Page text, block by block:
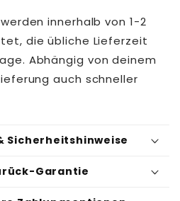
innerhalb von 1-2
die übliche Lieferzeit
Abhängig von deinem
auch schneller
Sicherheitshinweise
Garantie